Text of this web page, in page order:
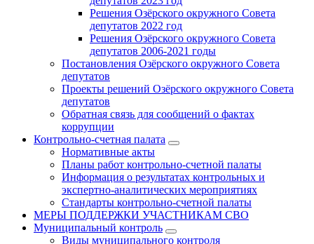
Решения Озёрского окружного Совета
депутатов 2022 год
Решения Озёрского окружного Совета
депутатов 2006-2021 годы
Постановления Озёрского окружного Совета
депутатов
Проекты решений Озёрского окружного Совета
депутатов
Обратная связь для сообщений о фактах
коррупции
Контрольно-счетная палата
Нормативные акты
Планы работ контрольно-счетной палаты
Информация о результатах контрольных и
экспертно-аналитических мероприятиях
Стандарты контрольно-счетной палаты
МЕРЫ ПОДДЕРЖКИ УЧАСТНИКАМ СВО
Муниципальный контроль
Виды муниципального контроля